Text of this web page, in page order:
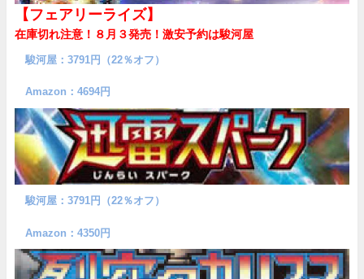
【フェアリーライズ】
在庫切れ注意！８月３発売！ 激安予約は駿河屋
駿河屋：3791円（22％オフ）
Amazon：4694円
駿河屋：3791円（22％オフ）
Amazon：4350円